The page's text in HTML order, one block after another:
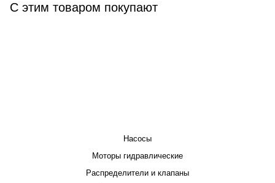
С этим товаром покупают
Насосы
Моторы гидравлические
Распределители и клапаны